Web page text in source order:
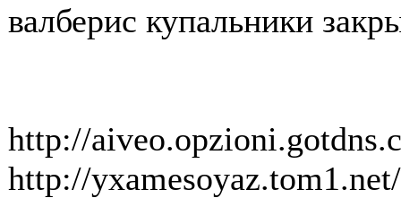
валберис купальники
http://
http://